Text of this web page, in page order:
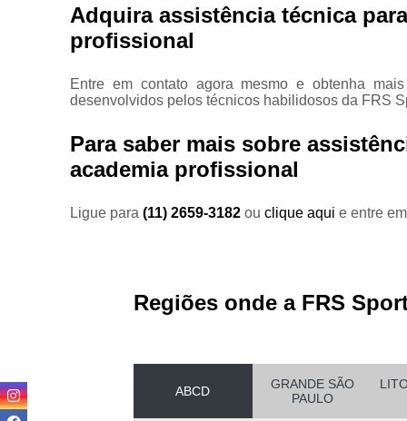
Adquira assistência técnica
profissional
Entre em contato agora mesmo e obtenha
desenvolvidos pelos técnicos habilidosos da FRS
Para saber mais sobre
academia profissional
Ligue para(11) 2659-3182ouclique aqui e entre
Regiões onde a FRS
ABCD
GRANDE SÃO
PAULO